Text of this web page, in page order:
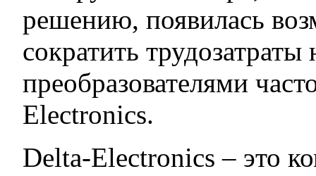
решению, появилась
сократить
преобразователями
Electronics.
Delta-Electronics – это